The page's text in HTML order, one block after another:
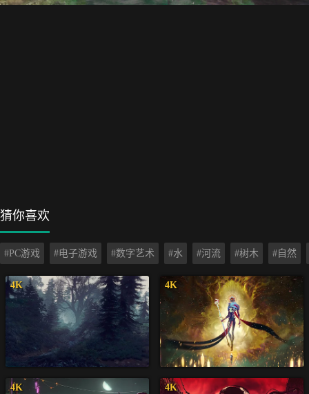
猜你喜欢
#PC游戏 #电子游戏 #数字艺术 #水 #河流 #树木 #自然
4K 4K
4K 4K